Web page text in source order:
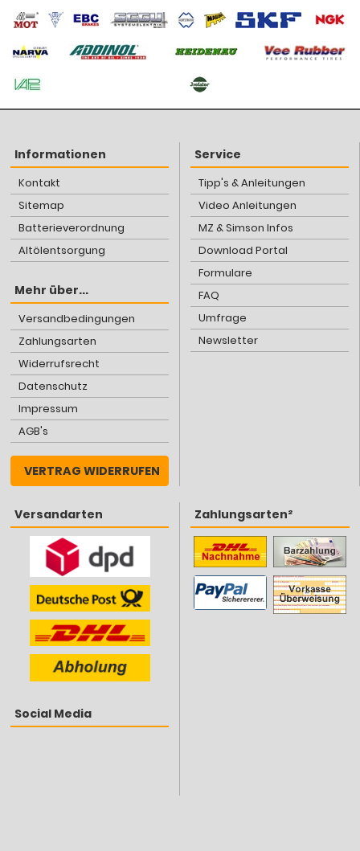
Informationen
Kontakt
Sitemap
Batterieverordnung
Altölentsorgung
Mehr über...
Versandbedingungen
Zahlungsarten
Widerrufsrecht
Datenschutz
Impressum
AGB's
VERTRAG WIDERRUFEN
Service
Tipp's & Anleitungen
Video Anleitungen
MZ & Simson Infos
Download Portal
Formulare
FAQ
Umfrage
Newsletter
Versandarten
Social Media
Zahlungsarten²